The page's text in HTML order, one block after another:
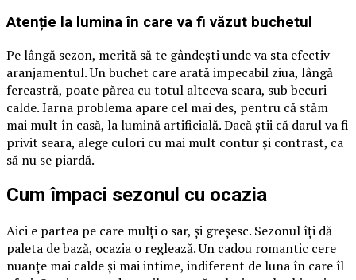
Atenție la lumina în care va fi văzut buchetul
Pe lângă sezon, merită să te gândești unde va sta efectiv
aranjamentul. Un buchet care arată impecabil ziua, lângă
fereastră, poate părea cu totul altceva seara, sub becuri
calde. Iarna problema apare cel mai des, pentru că stăm
mai mult în casă, la lumină artificială. Dacă știi că darul va fi
privit seara, alege culori cu mai mult contur și contrast, ca
să nu se piardă.
Cum împaci sezonul cu ocazia
Aici e partea pe care mulți o sar, și greșesc. Sezonul îți dă
paleta de bază, ocazia o reglează. Un cadou romantic cere
nuanțe mai calde și mai intime, indiferent de luna în care îl